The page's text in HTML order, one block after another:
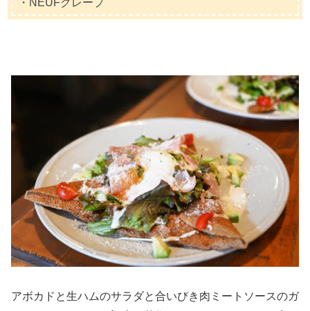
・NEUFクレープ
アボカドと生ハムのサラダと合いびき肉ミートソースのガ